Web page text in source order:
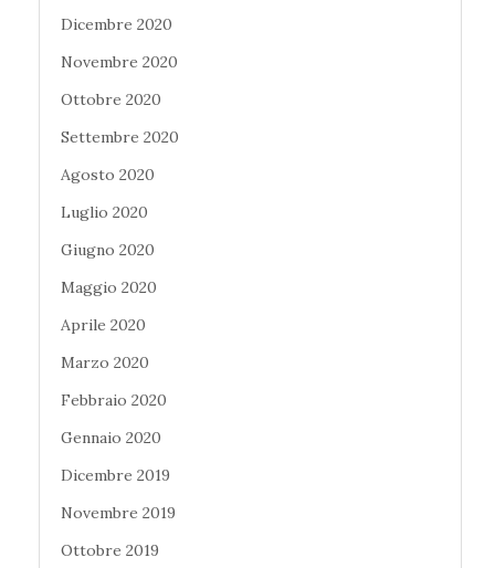
Dicembre 2020
Novembre 2020
Ottobre 2020
Settembre 2020
Agosto 2020
Luglio 2020
Giugno 2020
Maggio 2020
Aprile 2020
Marzo 2020
Febbraio 2020
Gennaio 2020
Dicembre 2019
Novembre 2019
Ottobre 2019